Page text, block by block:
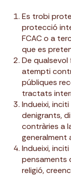
Es trobi
protecció
FCAC o a
que es
De
atempti
públiques
tractats
Indueixi,
denigrants,
contràries a
generalment
Indueixi,
pensaments
religió,